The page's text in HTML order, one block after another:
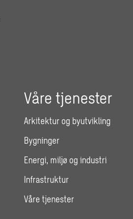
Våre tjenester
Arkitektur og byutvikling
Bygninger
Energi, miljø og industri
Infrastruktur
Våre tjenester